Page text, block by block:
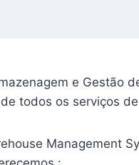
e Gestão
todos os serviços
Management